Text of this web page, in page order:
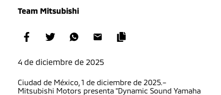
Team Mitsubishi
4 de diciembre de 2025
Ciudad de México, 1 de diciembre de 2025.–
Mitsubishi Motors presenta “Dynamic Sound Yamaha